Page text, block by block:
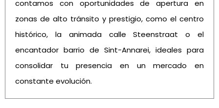
contamos con oportunidades de apertura en
zonas de alto tránsito y prestigio, como el centro
histórico, la animada calle Steenstraat o el
encantador barrio de Sint-Annarei, ideales para
consolidar tu presencia en un mercado en
constante evolución.